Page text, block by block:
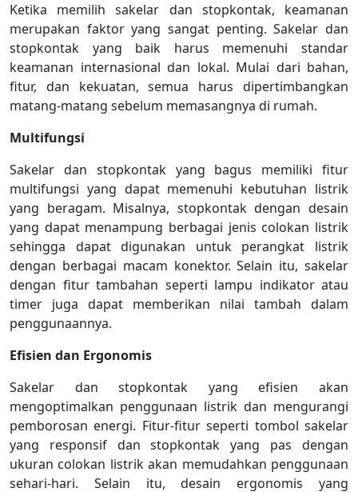
Ketika memilih sakelar dan stopkontak, keamanan
merupakan faktor yang sangat penting. Sakelar dan
stopkontak yang baik harus memenuhi standar
keamanan internasional dan lokal. Mulai dari bahan,
fitur, dan kekuatan, semua harus dipertimbangkan
matang-matang sebelum memasangnya di rumah.
Multifungsi
Sakelar dan stopkontak yang bagus memiliki fitur
multifungsi yang dapat memenuhi kebutuhan listrik
yang beragam. Misalnya, stopkontak dengan desain
yang dapat menampung berbagai jenis colokan listrik
sehingga dapat digunakan untuk perangkat listrik
dengan berbagai macam konektor. Selain itu, sakelar
dengan fitur tambahan seperti lampu indikator atau
timer juga dapat memberikan nilai tambah dalam
penggunaannya.
Efisien dan Ergonomis
Sakelar dan stopkontak yang efisien akan
mengoptimalkan penggunaan listrik dan mengurangi
pemborosan energi. Fitur-fitur seperti tombol sakelar
yang responsif dan stopkontak yang pas dengan
ukuran colokan listrik akan memudahkan penggunaan
sehari-hari. Selain itu, desain ergonomis yang